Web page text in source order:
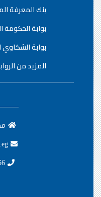
بنك المعرفة
بوابة الحكومة
بوابة
المزيد من